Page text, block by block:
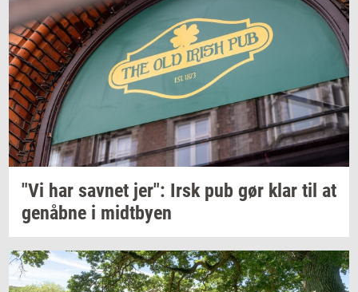
"Vi har sav­net jer": Irsk pub gør klar til at
genåb­ne i midt­by­en